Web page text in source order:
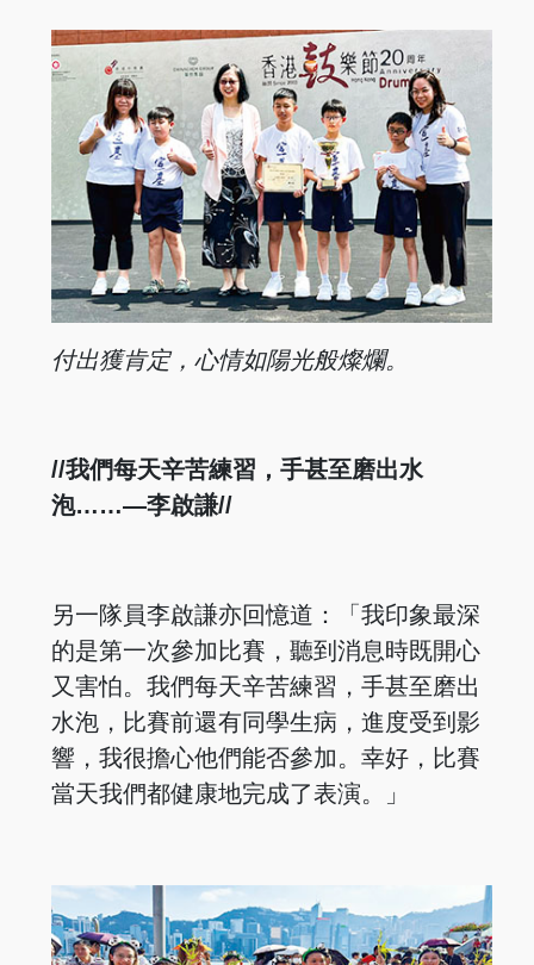
付出獲肯定，心情如陽光般燦爛。
//我們每天辛苦練習，手甚至磨出水
泡……—李啟謙//
另一隊員李啟謙亦回憶道：「我印象最深
的是第一次參加比賽，聽到消息時既開心
又害怕。我們每天辛苦練習，手甚至磨出
水泡，比賽前還有同學生病，進度受到影
響，我很擔心他們能否參加。幸好，比賽
當天我們都健康地完成了表演。」